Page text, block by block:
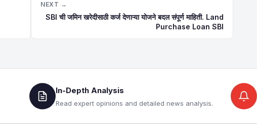
NEXT →
SBI ची जमिन खरेदीसाठी कर्ज देणाऱ्या योजने बदल संपूर्ण माहिती. Land
Purchase Loan SBI
In-Depth Analysis
Read expert opinions and detailed news analysis.